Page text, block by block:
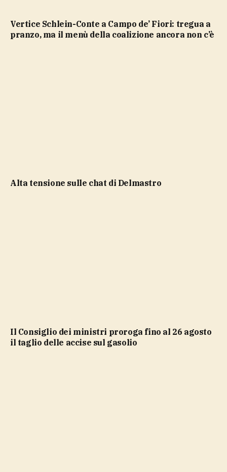
Vertice Schlein-Conte a Campo de’ Fiori: tregua a
pranzo, ma il menù della coalizione ancora non c’è
Alta tensione sulle chat di Delmastro
Il Consiglio dei ministri proroga fino al 26 agosto
il taglio delle accise sul gasolio